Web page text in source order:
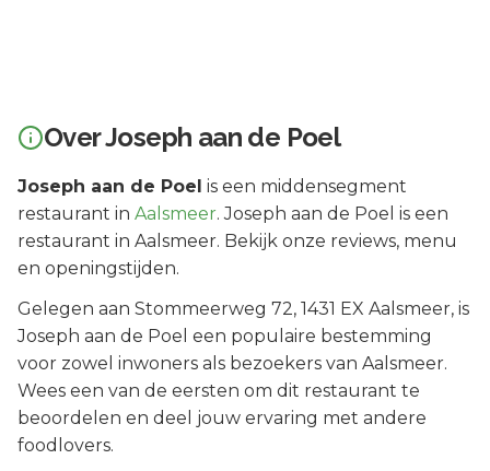
OverJoseph aan de Poel
Joseph aan de Poel is een middensegment
restaurant in Aalsmeer.Joseph aan de Poel is een
restaurant in Aalsmeer. Bekijk onze reviews, menu
en openingstijden.
Gelegen aan Stommeerweg 72, 1431 EX Aalsmeer, is
Joseph aan de Poel een populaire bestemming
voor zowel inwoners als bezoekers van Aalsmeer.
Wees een van de eersten om dit restaurant te
beoordelen en deel jouw ervaring met andere
foodlovers.